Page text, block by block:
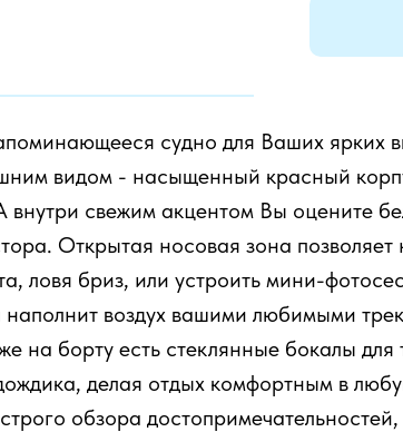
судно для Ваших ярких
видом - насыщенный красный
внутри свежим акцентом Вы оцените
Открытая носовая зона
ловя бриз, или устроить мини-
наполнит воздух вашими любимыми
на борту есть стеклянные бокалы для
делая отдых комфортным в
обзора